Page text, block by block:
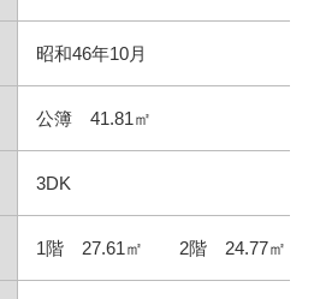
昭和46年10月
公簿 41.81㎡
3DK
1階 27.61㎡ 2階 24.77